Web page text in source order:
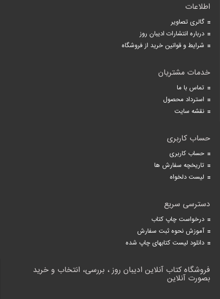
اطلاعات
گالری تصاویر
درباره انتشارات ادیبان روز
شرایط و قوانین خرید از فروشگاه
خدمات مشتریان
تماس با ما
استرداد محصول
نقشه سایت
حساب کاربری
حساب کاربری
تاریخچه سفارش ها
لیست دلخواه
دسترسی سریع
درخواست چاپ کتاب
آموزش نحوه ثبت سفارش
دانلود لیست کتابهای چاپ شده
فروشگاه کتاب آنلاین ادیبان روز ، بررسی، انتخاب و خرید
بصورت آنلاین